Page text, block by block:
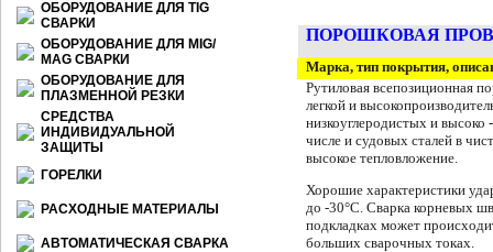
ОБОРУДОВАНИЕ ДЛЯ TIG
СВАРКИ
ОБОРУДОВАНИЕ ДЛЯ МIG/
МАG СВАРКИ
ОБОРУДОВАНИЕ ДЛЯ
ПЛАЗМЕННОЙ РЕЗКИ
СРЕДСТВА
ИНДИВИДУАЛЬНОЙ
ЗАЩИТЫ
ГОРЕЛКИ
РАСХОДНЫЕ МАТЕРИАЛЫ
АВТОМАТИЧЕСКАЯ СВАРКА
ПОРОШКОВАЯ
Марка, тип покрытия,
Рутиловая всепозиционная
легкой и
низкоуглеродистых и вы­соко
числе и судо­вых сталей в
высокое тепловложение.
Хорошие характе­ристики
до -30°С. Сварка корневых
подкладках может
больших сварочных токах.